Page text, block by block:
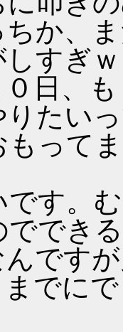
ちか、
しすぎ
０日、
たい
って
です。
でき
です
までに